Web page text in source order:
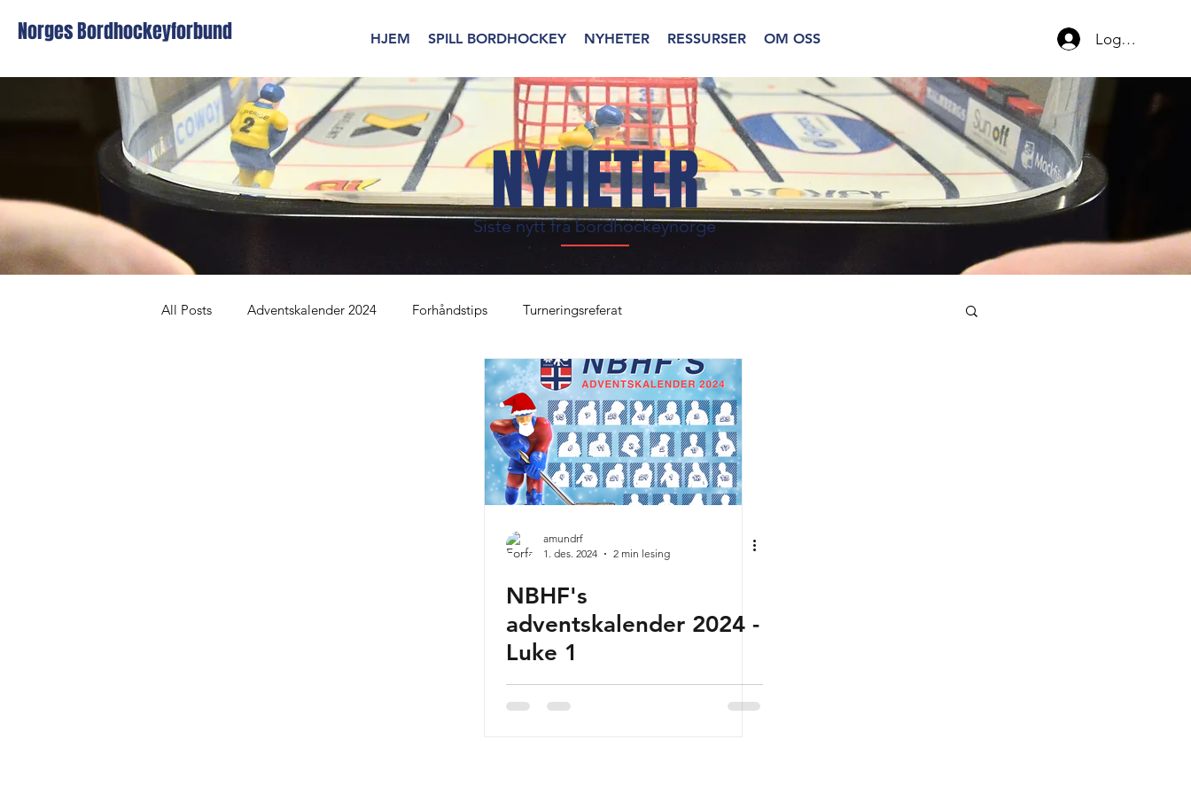
Norges Bordhockeyforbund Logg inn
HJEM SPILL BORDHOCKEY NYHETER RESSURSER OM OSS
NYHETER
Siste nytt fra bordhockeynorge
All Posts Adventskalender 2024 Forhåndstips Turneringsreferat
amundrf
1. des. 2024
2 min lesing
NBHF's
adventskalender 2024 -
Luke 1